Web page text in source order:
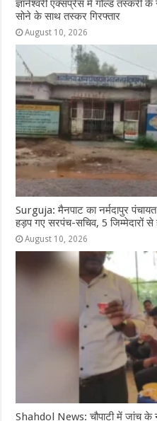
ज्ञानेश्वरी एक्सप्रेस में गोल्ड तस्करी
सोने के साथ तस्कर गिरफ्तार
August 10, 2026
Surguja: मैनपाट का नर्मदापुर
हड़प गए सरपंच-सचिव, 5 जिम्मेदारों से
August 10, 2026
Shahdol News: चौपाटी में जांच के